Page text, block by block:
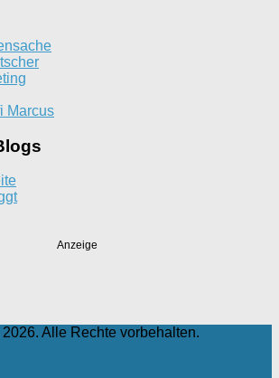
Marcus
Anzeige
Alle Rechte vorbehalten.